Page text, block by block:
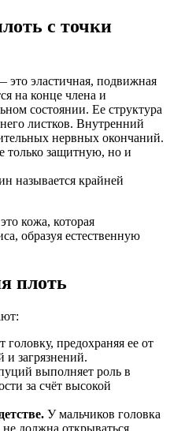
с точки
эластичная, подвижная
на конце члена и
состоянии. Ее структура
листков. Внутренний
нервных окончаний.
только защитную, но и
называется крайней
кожа, которая
образуя естественную
плоть
головку, предохраняя ее от
и загрязнений.
выполняет роль в
за счёт высокой
У мальчиков головка